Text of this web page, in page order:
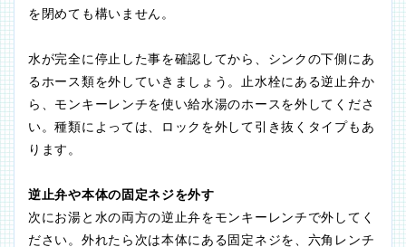
を閉めても構いません。
水が完全に停止した事を確認してから、シンクの下側にあ
るホース類を外していきましょう。止水栓にある逆止弁か
ら、モンキーレンチを使い給水湯のホースを外してくださ
い。種類によっては、ロックを外して引き抜くタイプもあ
ります。
逆止弁や本体の固定ネジを外す
次にお湯と水の両方の逆止弁をモンキーレンチで外してく
ださい。外れたら次は本体にある固定ネジを、六角レンチ